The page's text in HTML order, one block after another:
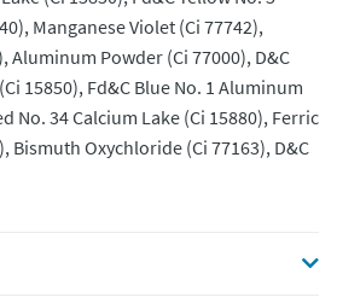
Manganese Violet (Ci 77742),
Aluminum Powder (Ci 77000), D&C
15850), Fd&C Blue No. 1 Aluminum
No. 34 Calcium Lake (Ci 15880), Ferric
Bismuth Oxychloride (Ci 77163), D&C